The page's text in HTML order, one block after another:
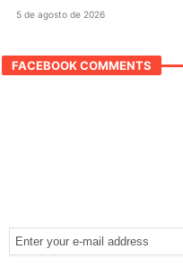
5 de agosto de 2026
FACEBOOK COMMENTS